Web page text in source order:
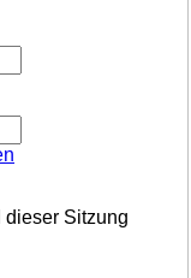
dieser Sitzung